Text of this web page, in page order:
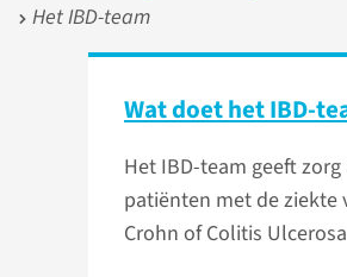
Het IBD-team
Wat doet het IBD-
Het IBD-team geeft zorg
patiënten met de ziekte
Crohn of Colitis